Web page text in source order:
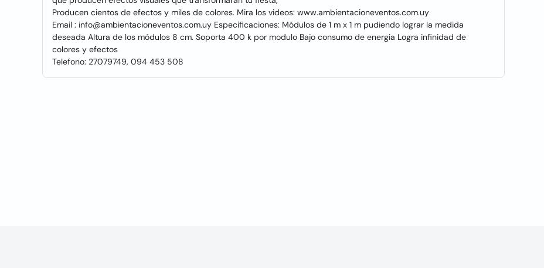
Producen cientos de efectos y miles de colores. Mira los videos: www.ambientacioneventos.com.uy
Email : info@ambientacioneventos.com.uy Especificaciones: Módulos de 1 m x 1 m pudiendo lograr la medida
deseada Altura de los módulos 8 cm. Soporta 400 k por modulo Bajo consumo de energia Logra infinidad de
colores y efectos
Telefono: 27079749, 094 453 508